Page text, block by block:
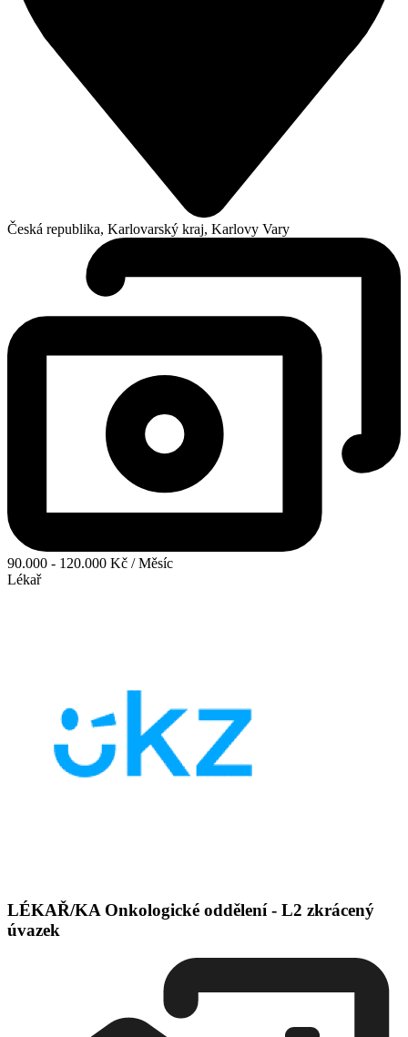
Česká republika, Karlovarský kraj, Karlovy Vary
90.000 - 120.000 Kč / Měsíc
Lékař
LÉKAŘ/KA Onkologické oddělení - L2 zkrácený
úvazek